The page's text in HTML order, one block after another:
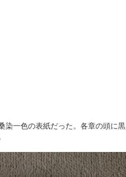
染一色の表紙だった。各章の頭に黒